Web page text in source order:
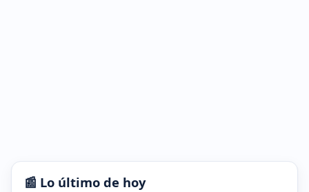
📰 Lo último de hoy